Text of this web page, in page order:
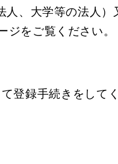
、大学等の法人
をご覧ください。
登録手続きをしてく